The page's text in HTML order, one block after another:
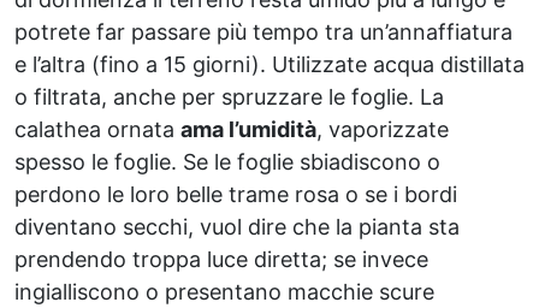
potrete far passare più tempo tra un’annaffiatura
e l’altra (fino a 15 giorni). Utilizzate acqua distillata
o filtrata, anche per spruzzare le foglie. La
calathea ornata ama l’umidità, vaporizzate
spesso le foglie. Se le foglie sbiadiscono o
perdono le loro belle trame rosa o se i bordi
diventano secchi, vuol dire che la pianta sta
prendendo troppa luce diretta; se invece
ingialliscono o presentano macchie scure